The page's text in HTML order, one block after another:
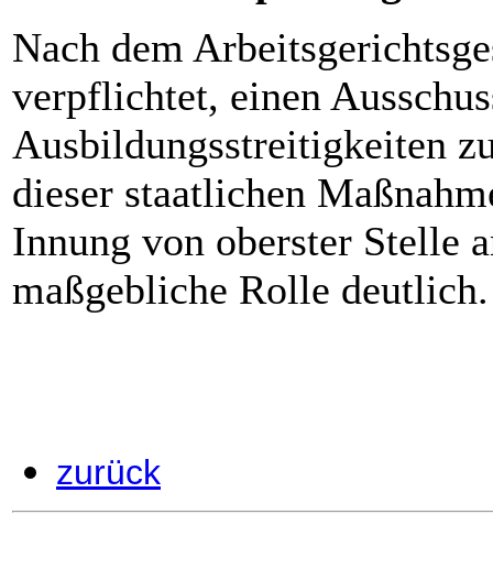
Nach dem
verpflichtet, einen
Ausbildungsstreitigkeiten
dieser staatlichen
Innung von oberster Stelle
maßgebliche Rolle deutlich.
zurück